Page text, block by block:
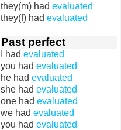
they(m) had evaluated
they(f) had evaluated
Past perfect
I had evaluated
you had evaluated
he had evaluated
she had evaluated
one had evaluated
we had evaluated
you had evaluated